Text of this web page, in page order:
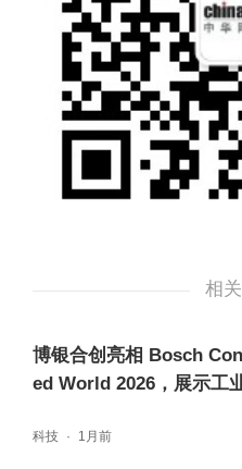
领先的视觉技术栈打
镜实现高清、高帧率
头图像实时处理。其
相
博银合创亮相 Bosch
ed World 2026，展示工
科技 1月前